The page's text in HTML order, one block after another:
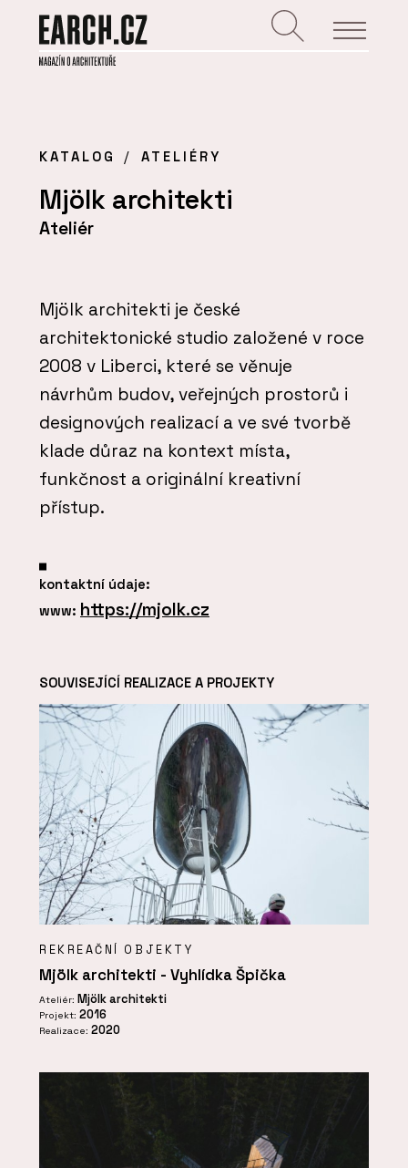
KATALOG ATELIÉRY
Mjölk architekti
Ateliér
Mjölk architekti je české
architektonické studio založené v roce
2008 v Liberci, které se věnuje
návrhům budov, veřejných prostorů i
designových realizací a ve své tvorbě
klade důraz na kontext místa,
funkčnost a originální kreativní
přístup.
kontaktní údaje:
www: https://mjolk.cz
SOUVISEJÍCÍ REALIZACE A PROJEKTY
REKREAČNÍ OBJEKTY
Mjölk architekti - Vyhlídka Špička
Ateliér: Mjölk architekti
Projekt: 2016
Realizace: 2020